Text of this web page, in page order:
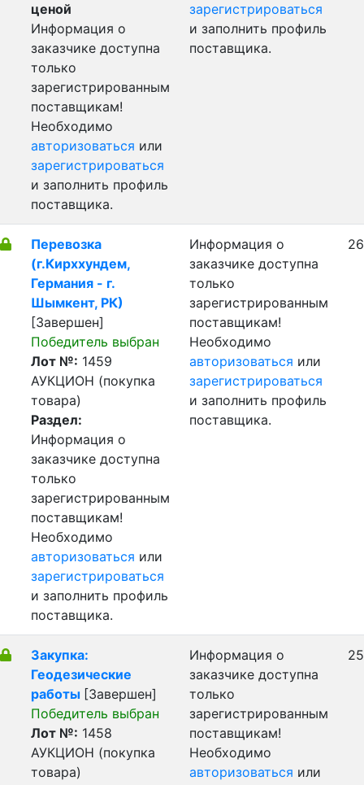
ценой
Информация о
заказчике доступна
только
зарегистрированным
поставщикам!
Необходимо
авторизоваться или
зарегистрироваться
и заполнить профиль
поставщика.
зарегистрироваться
и заполнить профиль
поставщика.
Перевозка
(г.Кирххундем,
Германия - г.
Шымкент, РК)
[Завершен]
Победитель выбран
Лот №: 1459
АУКЦИОН (покупка
товара)
Раздел:
Информация о
заказчике доступна
только
зарегистрированным
поставщикам!
Необходимо
авторизоваться или
зарегистрироваться
и заполнить профиль
поставщика.
Информация о
заказчике доступна
только
зарегистрированным
поставщикам!
Необходимо
авторизоваться или
зарегистрироваться
и заполнить профиль
поставщика.
Закупка:
Геодезические
работы [Завершен]
Победитель выбран
Лот №: 1458
АУКЦИОН (покупка
товара)
Информация о
заказчике доступна
только
зарегистрированным
поставщикам!
Необходимо
авторизоваться или